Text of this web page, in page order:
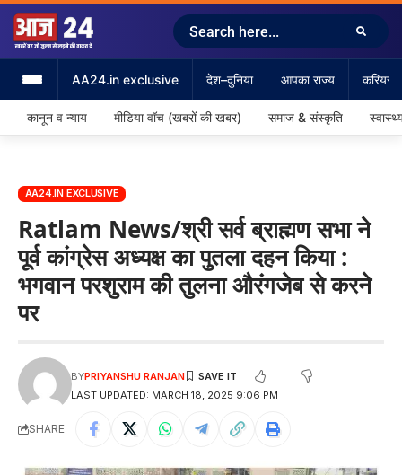
AA24.in exclusive देश–दुनिया आपका राज्य करियर
कानून व न्याय मीडिया वॉच (खबरों की खबर) समाज & संस्कृति
AA24.IN EXCLUSIVE
Ratlam News/श्री सर्व ब्राह्मण सभा ने
पूर्व कांग्रेस अध्यक्ष का पुतला दहन किया :
भगवान परशुराम की तुलना औरंगजेब से करने
पर
LAST UPDATED: MARCH 18, 2025 9:06 PM
BYPRIYANSHU RANJAN
SHARE